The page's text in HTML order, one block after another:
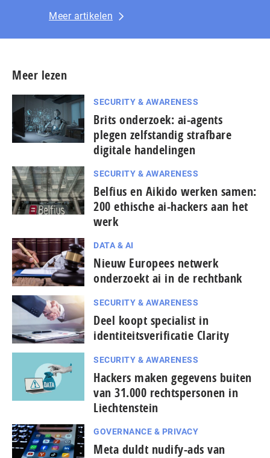
Meer artikelen
Meer lezen
SECURITY & AWARENESS
Brits onderzoek: ai-agents
plegen zelfstandig strafbare
digitale handelingen
SECURITY & AWARENESS
Belfius en Aikido werken samen:
200 ethische ai-hackers aan het
werk
DATA & AI
Nieuw Europees netwerk
onderzoekt ai in de rechtbank
SECURITY & AWARENESS
Deel koopt specialist in
identiteitsverificatie Clarity
SECURITY & AWARENESS
Hackers maken gegevens buiten
van 31.000 rechtspersonen in
Liechtenstein
GOVERNANCE & PRIVACY
Meta duldt nudify-ads van